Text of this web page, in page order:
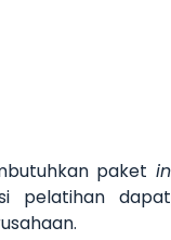
paket in
pelatihan dapat